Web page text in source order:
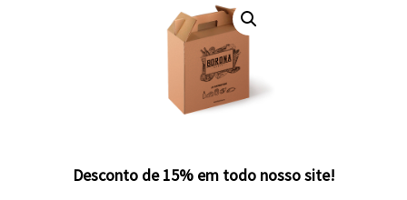
Desconto de 15% em todo nosso site!